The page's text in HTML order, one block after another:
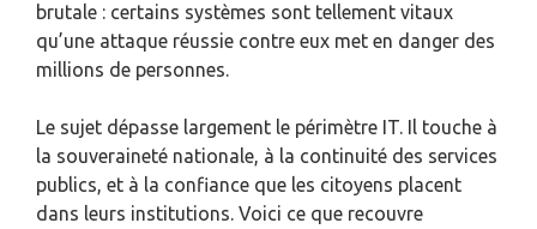
brutale : certains systèmes sont tellement vitaux
qu’une attaque réussie contre eux met en danger des
millions de personnes.
Le sujet dépasse largement le périmètre IT. Il touche à
la souveraineté nationale, à la continuité des services
publics, et à la confiance que les citoyens placent
dans leurs institutions. Voici ce que recouvre